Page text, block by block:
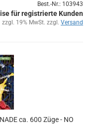
Best.-Nr.: 103943
für registrierte Kunden
zzgl. 19% MwSt. zzgl. Versand
ca. 600 Züge - NO